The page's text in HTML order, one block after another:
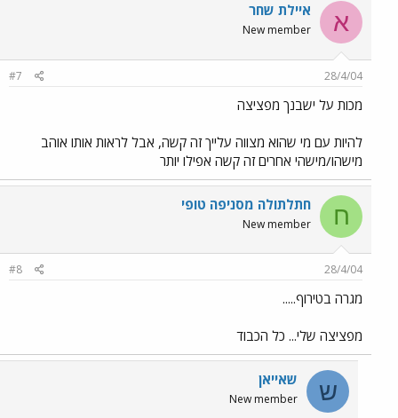
א איילת שחר
New member
28/4/04
#7
מכות על ישבנך מפציצה
להיות עם מי שהוא מצווה עלייך זה קשה, אבל לראות אותו אוהב
מישהו/מישהי אחרים זה קשה אפילו יותר
ח חתלתולה מסניפה טופי
New member
28/4/04
#8
מגרה בטירוף.....
מפציצה שלי... כל הכבוד
ש שאייאן
New member